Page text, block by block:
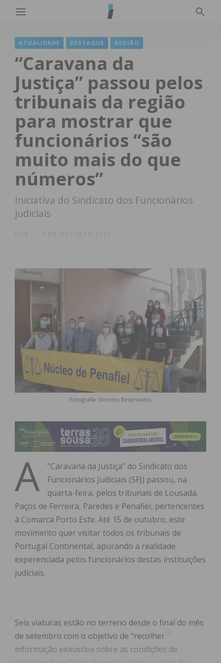
ATUALIDADE DESTAQUE REGIÃO
“Caravana da
Justiça” passou pelos
tribunais da região
para mostrar que
funcionários “são
muito mais do que
números”
Iniciativa do Sindicato dos Funcionários
Judiciais
7 DE OUTUBRO 2021
Fotografia: Direitos Reservados
A
“Caravana da Justiça” do Sindicato dos
Funcionários Judiciais (SFJ) passou, na
quarta-feira, pelos tribunais de Lousada,
Paços de Ferreira, Paredes e Penafiel, pertencentes
à Comarca Porto Este. Até 15 de outubro, este
movimento quer visitar todos os tribunais de
Portugal Continental, apurando a realidade
experenciada pelos funcionários destas instituições
judiciais.
Seis viaturas estão no terreno desde o final do mês
de setembro com o objetivo de “recolher
informação exaustiva sobre as condições de